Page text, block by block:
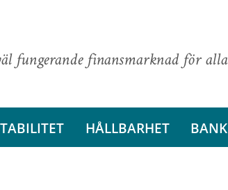
fungerande finansmarknad för alla
HÅLLBARHET BANK